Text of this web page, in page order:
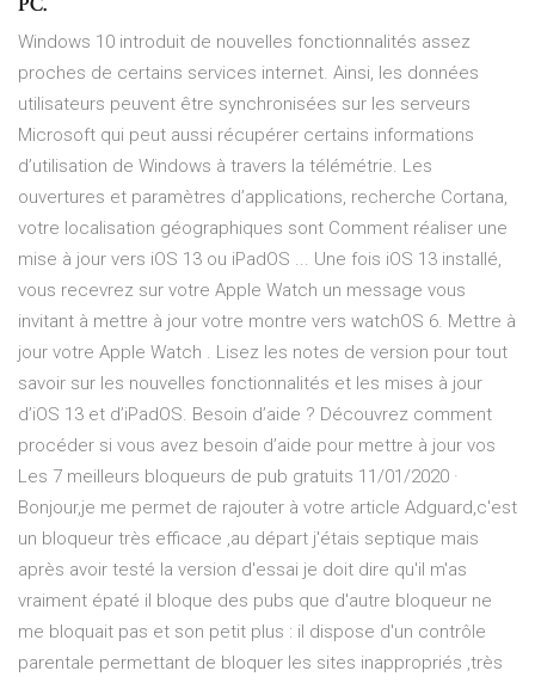
Windows 10 introduit de nouvelles fonctionnalités assez
proches de certains services internet. Ainsi, les données
utilisateurs peuvent être synchronisées sur les serveurs
Microsoft qui peut aussi récupérer certains informations
d’utilisation de Windows à travers la télémétrie. Les
ouvertures et paramètres d’applications, recherche Cortana,
votre localisation géographiques sont Comment réaliser une
mise à jour vers iOS 13 ou iPadOS ... Une fois iOS 13 installé,
vous recevrez sur votre Apple Watch un message vous
invitant à mettre à jour votre montre vers watchOS 6. Mettre à
jour votre Apple Watch . Lisez les notes de version pour tout
savoir sur les nouvelles fonctionnalités et les mises à jour
d’iOS 13 et d’iPadOS. Besoin d’aide ? Découvrez comment
procéder si vous avez besoin d’aide pour mettre à jour vos
Les 7 meilleurs bloqueurs de pub gratuits 11/01/2020 ·
Bonjour,je me permet de rajouter à votre article Adguard,c'est
un bloqueur très efficace ,au départ j'étais septique mais
après avoir testé la version d'essai je doit dire qu'il m'as
vraiment épaté il bloque des pubs que d'autre bloqueur ne
me bloquait pas et son petit plus : il dispose d'un contrôle
parentale permettant de bloquer les sites inappropriés ,très